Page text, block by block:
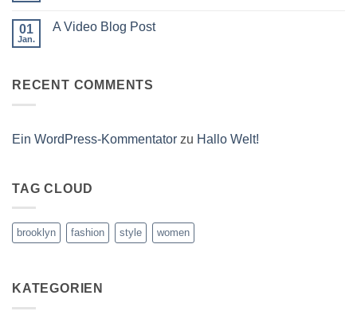
A
A
01
Jan.
A Video Blog Post
Video
RECENT COMMENTS
Ein WordPress-Kommentator zu Hallo Welt!
TAG CLOUD
brooklyn fashion style women
KATEGORIEN